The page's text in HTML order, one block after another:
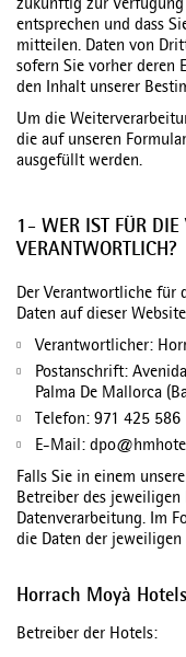
zukünftig zur
entsprechen und dass
mitteilen. Daten von
sofern Sie vorher deren
den Inhalt unserer
Um die
die auf unseren
ausgefüllt werden.
1- WER IST FÜR DIE
VERANTWORTLICH?
Der Verantwortliche für
Daten auf dieser
Verantwortlicher:
Postanschrift:
Palma De Mallorca
Telefon: 971 425 586
E-Mail:
Falls Sie in einem
Betreiber des
Datenverarbeitung. Im
die Daten der jeweiligen
Horrach Moyà
Betreiber der Hotels: